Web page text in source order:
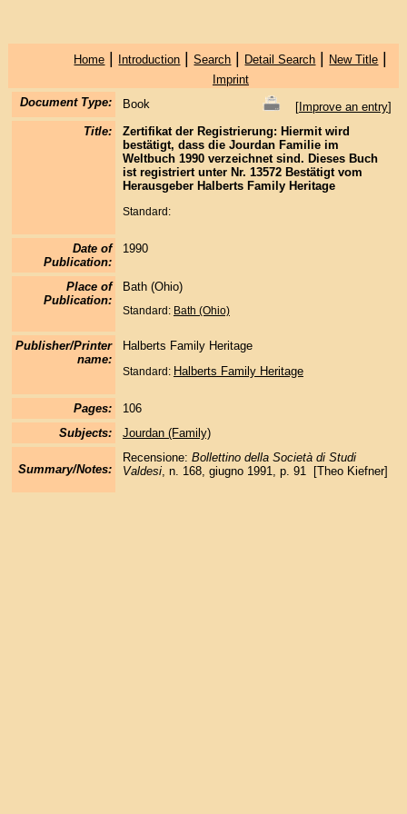
Home | Introduction |Search | Detail Search | New Title |
Imprint
Document Type:
Book [Improve an entry]
Title:
Zertifikat der Registrierung: Hiermit wird
bestätigt, dass die Jourdan Familie im
Weltbuch 1990 verzeichnet sind. Dieses Buch
ist registriert unter Nr. 13572 Bestätigt vom
Herausgeber Halberts Family Heritage
Standard:
Date of
Publication:
1990
Place of
Publication:
Bath (Ohio)
Standard: Bath (Ohio)
Publisher/Printer
name:
Halberts Family Heritage
Standard: Halberts Family Heritage
Pages:
106
Subjects:
Jourdan (Family)
Summary/Notes:
Recensione: Bollettino della Società di Studi
Valdesi, n. 168, giugno 1991, p. 91 [Theo Kiefner]